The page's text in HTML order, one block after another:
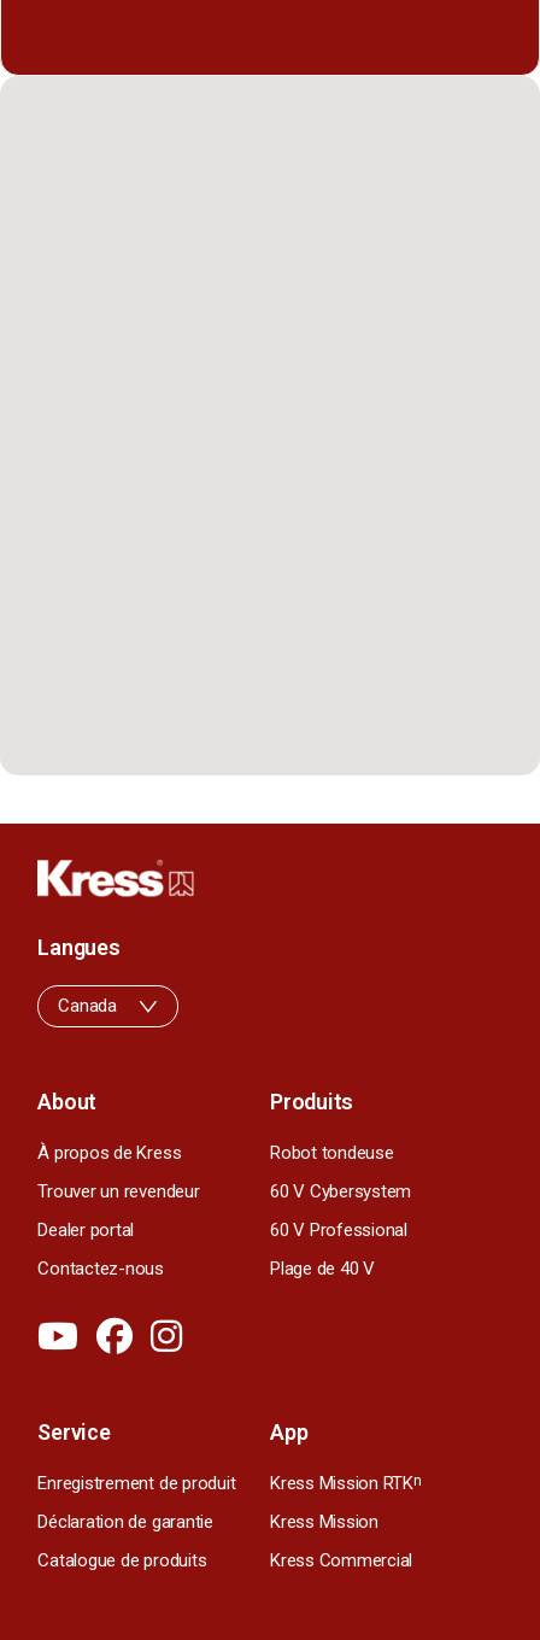
About
À propos de Kress
Trouver un revendeur
Dealer portal
Contactez-nous
Produits
Robot tondeuse
60 V Cybersystem
60 V Professional
Plage de 40 V
Service
Enregistrement de produit
Déclaration de garantie
Catalogue de produits
App
Kress Mission RTKn
Kress Mission
Kress Commercial
Langues
Canada